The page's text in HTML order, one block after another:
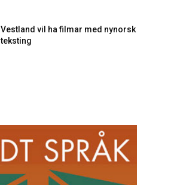
Vestland vil ha filmar med nynorsk
teksting